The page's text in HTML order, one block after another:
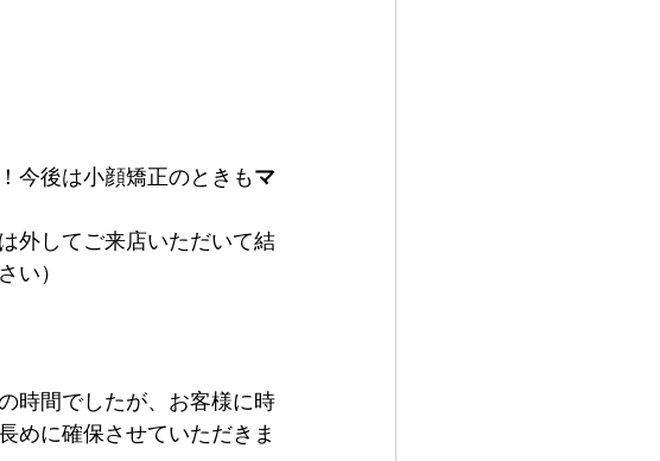
今後は小顔矯正のときもマ
外してご来店いただいて結
い）
時間でしたが、お客様に時
めに確保させていただきま